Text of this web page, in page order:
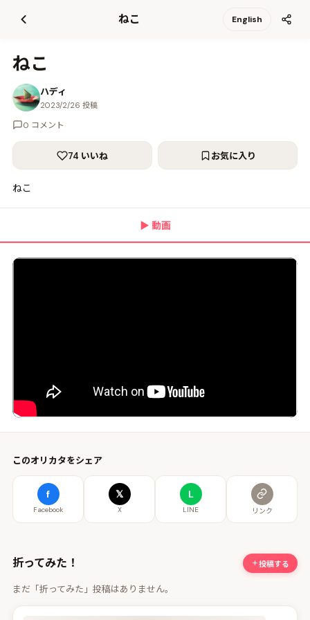
ねこ English
ねこ
ハディ
2023/2/26 投稿
0 コメント
74 いいね お気に入り
ねこ
▶ 動画
このオリカタをシェア
f
Facebook
𝕏
X
L
LINE リンク
折ってみた！ 投稿する
まだ「折ってみた」投稿はありません。